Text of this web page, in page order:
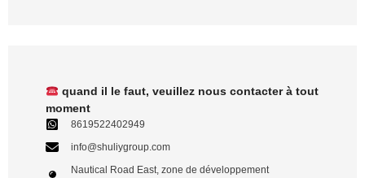
quand il le faut, veuillez nous contacter à tout
moment
8619522402949
info@shuliygroup.com
Nautical Road East, zone de développement